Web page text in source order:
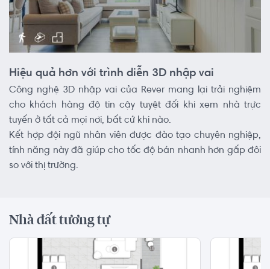
Hiệu quả hơn với trình diễn 3D nhập vai
Công nghệ 3D nhập vai của Rever mang lại trải nghiệm
cho khách hàng độ tin cậy tuyệt đối khi xem nhà trực
tuyến ở tất cả mọi nơi, bất cứ khi nào.
Kết hợp đội ngũ nhân viên được đào tạo chuyên nghiệp,
tính năng này đã giúp cho tốc độ bán nhanh hơn gấp đôi
so với thị trường.
Nhà đất tương tự